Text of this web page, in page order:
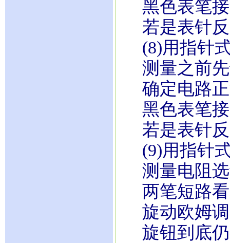
黑色表笔接
若是表针反
(8)用指针
测量之前先
确定电路正
黑色表笔接
若是表针反
(9)用指针
测量电阻选
两笔短路看
旋动欧姆调
旋钮到底仍